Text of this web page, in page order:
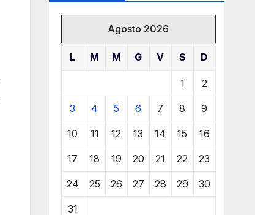
Agosto 2026
L M M G V S D
1 2
3 4 5 6 7 8 9
10 11 12 13 14 15 16
17 18 19 20 21 22 23
24 25 26 27 28 29 30
31